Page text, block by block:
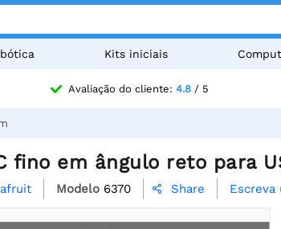
Kits iniciais
Avaliação do cliente: 4.8/ 5
fino em ângulo reto para
Modelo 6370  Share Escreva